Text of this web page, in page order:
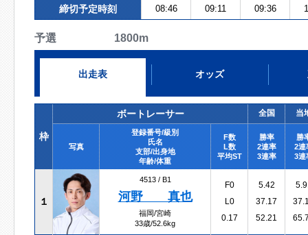
締切予定時刻 08:46 09:11 09:36
予選 1800m
出走表 オッズ
枠
ボートレーサー 全国 当
写真
登録番号/級別
氏名
支部/出身地
年齢/体重
F数
L数
平均ST
勝率
2連率
3連率
勝
2連
3連
１
4513 / B1
河野 真也
福岡/宮崎
33歳/52.6kg
F0
L0
0.17
5.42
37.17
52.21